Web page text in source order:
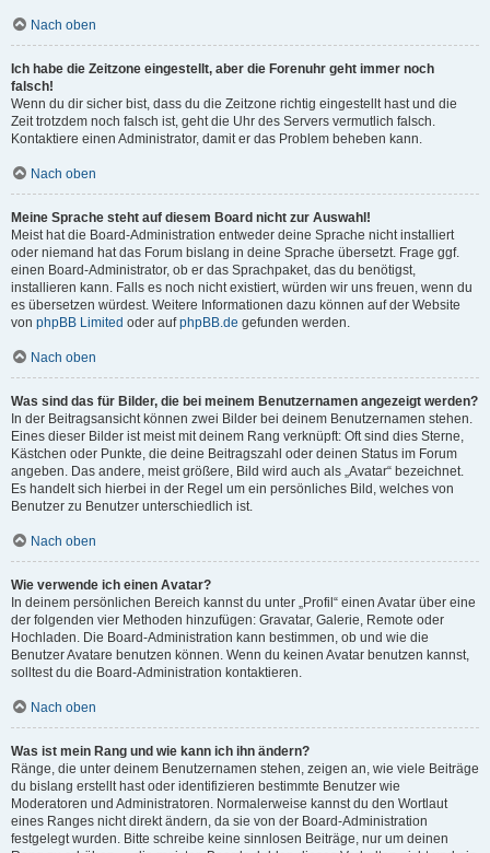
Nach oben
Ich habe die Zeitzone eingestellt, aber die Forenuhr geht immer noch
falsch!
Wenn du dir sicher bist, dass du die Zeitzone richtig eingestellt hast und die
Zeit trotzdem noch falsch ist, geht die Uhr des Servers vermutlich falsch.
Kontaktiere einen Administrator, damit er das Problem beheben kann.
Nach oben
Meine Sprache steht auf diesem Board nicht zur Auswahl!
Meist hat die Board-Administration entweder deine Sprache nicht installiert
oder niemand hat das Forum bislang in deine Sprache übersetzt. Frage ggf.
einen Board-Administrator, ob er das Sprachpaket, das du benötigst,
installieren kann. Falls es noch nicht existiert, würden wir uns freuen, wenn du
es übersetzen würdest. Weitere Informationen dazu können auf der Website
von phpBB Limited oder aufphpBB.de gefunden werden.
Nach oben
Was sind das für Bilder, die bei meinem Benutzernamen angezeigt werden?
In der Beitragsansicht können zwei Bilder bei deinem Benutzernamen stehen.
Eines dieser Bilder ist meist mit deinem Rang verknüpft: Oft sind dies Sterne,
Kästchen oder Punkte, die deine Beitragszahl oder deinen Status im Forum
angeben. Das andere, meist größere, Bild wird auch als „Avatar“ bezeichnet.
Es handelt sich hierbei in der Regel um ein persönliches Bild, welches von
Benutzer zu Benutzer unterschiedlich ist.
Nach oben
Wie verwende ich einen Avatar?
In deinem persönlichen Bereich kannst du unter „Profil“ einen Avatar über eine
der folgenden vier Methoden hinzufügen: Gravatar, Galerie, Remote oder
Hochladen. Die Board-Administration kann bestimmen, ob und wie die
Benutzer Avatare benutzen können. Wenn du keinen Avatar benutzen kannst,
solltest du die Board-Administration kontaktieren.
Nach oben
Was ist mein Rang und wie kann ich ihn ändern?
Ränge, die unter deinem Benutzernamen stehen, zeigen an, wie viele Beiträge
du bislang erstellt hast oder identifizieren bestimmte Benutzer wie
Moderatoren und Administratoren. Normalerweise kannst du den Wortlaut
eines Ranges nicht direkt ändern, da sie von der Board-Administration
festgelegt wurden. Bitte schreibe keine sinnlosen Beiträge, nur um deinen